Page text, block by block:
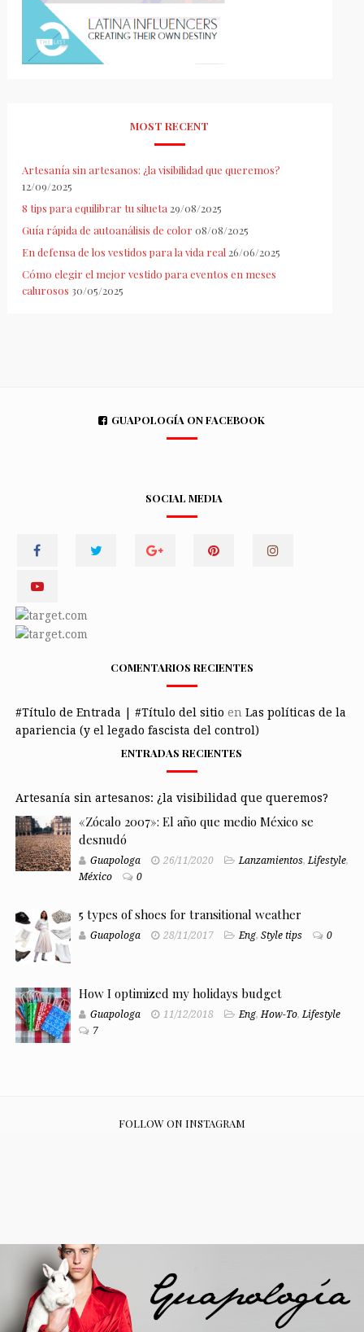
MOST RECENT
Artesanía sin artesanos: ¿la visibilidad que queremos?
12/09/2025
8 tips para equilibrar tu silueta 29/08/2025
Guía rápida de autoanálisis de color 08/08/2025
En defensa de los vestidos para la vida real 26/06/2025
Cómo elegir el mejor vestido para eventos en meses
calurosos 30/05/2025
GUAPOLOGÍA ON FACEBOOK
SOCIAL MEDIA
COMENTARIOS RECIENTES
#Título de Entrada | #Título del sitio en Las políticas de la
apariencia (y el legado fascista del control)
ENTRADAS RECIENTES
Artesanía sin artesanos: ¿la visibilidad que queremos?
«Zócalo 2007»: El año que medio México se
desnudó
Guapologa 26/11/2020 Lanzamientos,Lifestyle,
México
0
5 types of shoes for transitional weather
Guapologa 28/11/2017 Eng, Style tips 0
How I optimized my holidays budget
Guapologa 11/12/2018 Eng,How-To,Lifestyle
7
FOLLOW ON INSTAGRAM